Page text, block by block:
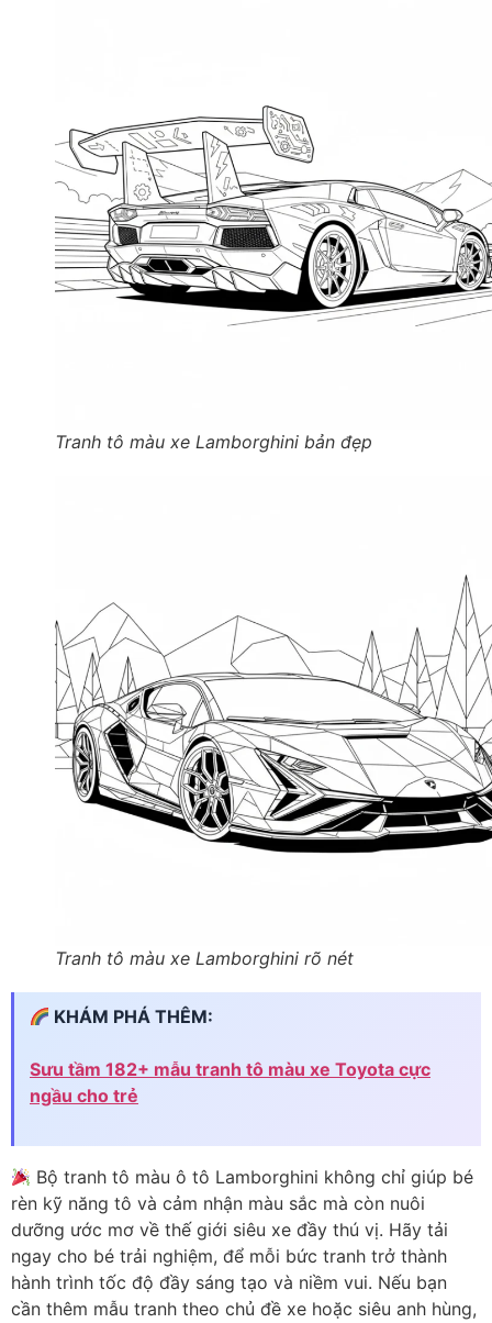
Tranh tô màu xe Lamborghini bản đẹp
Tranh tô màu xe Lamborghini rõ nét
KHÁM PHÁ THÊM:
Sưu tầm 182+ mẫu tranh tô màu xe Toyota cực
ngầu cho trẻ
Bộ tranh tô màu ô tô Lamborghini không chỉ giúp bé
rèn kỹ năng tô và cảm nhận màu sắc mà còn nuôi
dưỡng ước mơ về thế giới siêu xe đầy thú vị. Hãy tải
ngay cho bé trải nghiệm, để mỗi bức tranh trở thành
hành trình tốc độ đầy sáng tạo và niềm vui. Nếu bạn
cần thêm mẫu tranh theo chủ đề xe hoặc siêu anh hùng,